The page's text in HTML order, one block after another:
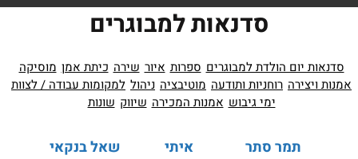
סדנאות למבוגרים
סדנאות יום הולדת למבוגרים ספרות איור שירה כיתת אמן מוסיקה
אמנות ויצירה רוחניות ותודעה מוטיבציה ניהול למקומות עבודה / לצוות
ימי גיבוש אמנות המכירה שיווק שונות
תמר סתר
איתי
שאל בנקאי